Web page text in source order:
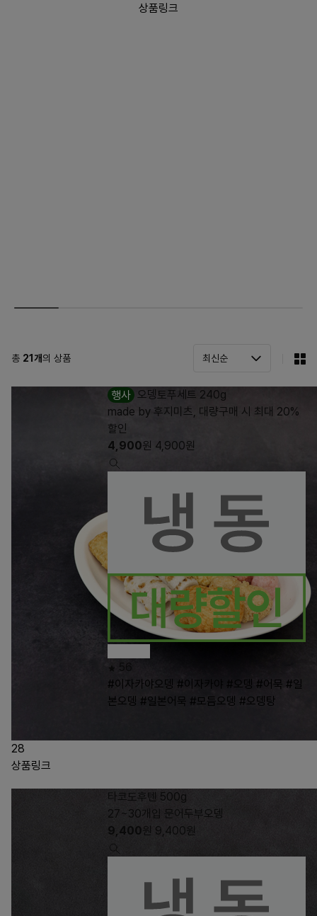
상품링크
총 21 개의 상품
28
행사 오뎅토푸세트 240g
made by 후지미츠, 대량구매 시 최대 20%
할인
4,900원 4,900원
56
#이자카야오뎅 #이자카야 #오뎅 #어묵 #일
본오뎅 #일본어묵 #모듬오뎅 #오뎅탕
상품링크
타코도후텐 500g
27~30개입 문어두부오뎅
9,400원 9,400원